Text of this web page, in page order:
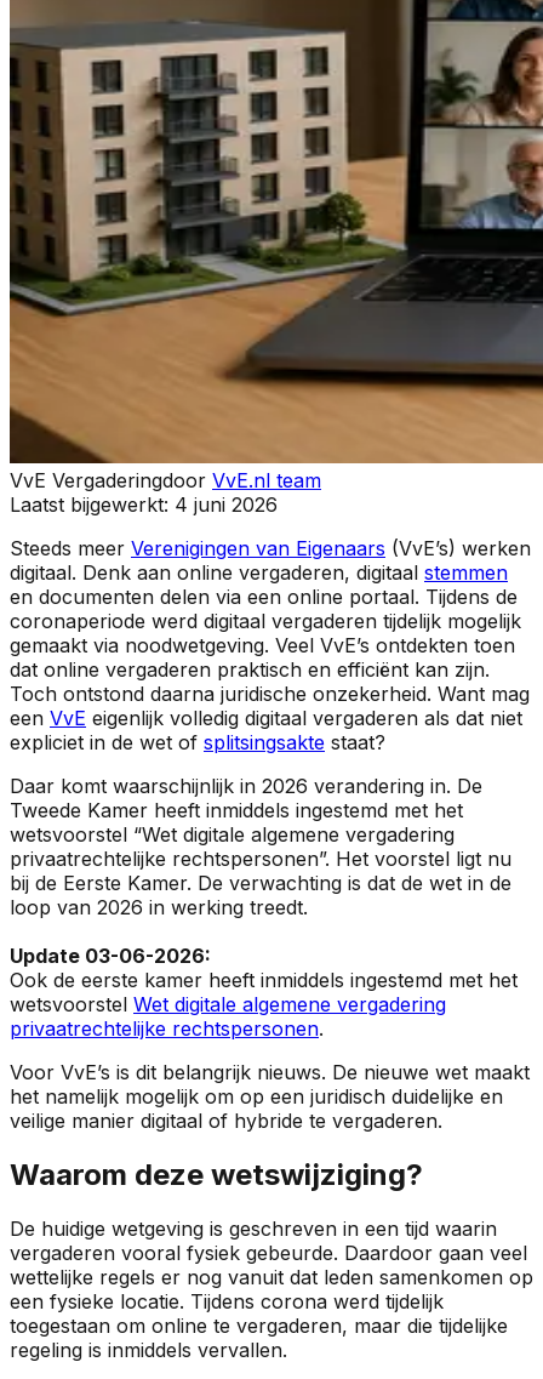
VvE Vergaderingdoor VvE.nl team
Laatst bijgewerkt: 4 juni 2026
Steeds meer Verenigingen van Eigenaars (VvE’s) werken
digitaal. Denk aan online vergaderen, digitaal stemmen
en documenten delen via een online portaal. Tijdens de
coronaperiode werd digitaal vergaderen tijdelijk mogelijk
gemaakt via noodwetgeving. Veel VvE’s ontdekten toen
dat online vergaderen praktisch en efficiënt kan zijn.
Toch ontstond daarna juridische onzekerheid. Want mag
een VvE eigenlijk volledig digitaal vergaderen als dat niet
expliciet in de wet of splitsingsakte staat?
Daar komt waarschijnlijk in 2026 verandering in. De
Tweede Kamer heeft inmiddels ingestemd met het
wetsvoorstel “Wet digitale algemene vergadering
privaatrechtelijke rechtspersonen”. Het voorstel ligt nu
bij de Eerste Kamer. De verwachting is dat de wet in de
loop van 2026 in werking treedt.
Update 03-06-2026:
Ook de eerste kamer heeft inmiddels ingestemd met het
wetsvoorstel Wet digitale algemene vergadering
privaatrechtelijke rechtspersonen.
Voor VvE’s is dit belangrijk nieuws. De nieuwe wet maakt
het namelijk mogelijk om op een juridisch duidelijke en
veilige manier digitaal of hybride te vergaderen.
Waarom deze wetswijziging?
De huidige wetgeving is geschreven in een tijd waarin
vergaderen vooral fysiek gebeurde. Daardoor gaan veel
wettelijke regels er nog vanuit dat leden samenkomen op
een fysieke locatie. Tijdens corona werd tijdelijk
toegestaan om online te vergaderen, maar die tijdelijke
regeling is inmiddels vervallen.